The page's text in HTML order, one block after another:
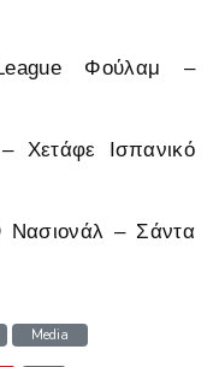
Φούλαμ –
Χετάφε Ισπανικό
Νασιονάλ – Σάντα
Media